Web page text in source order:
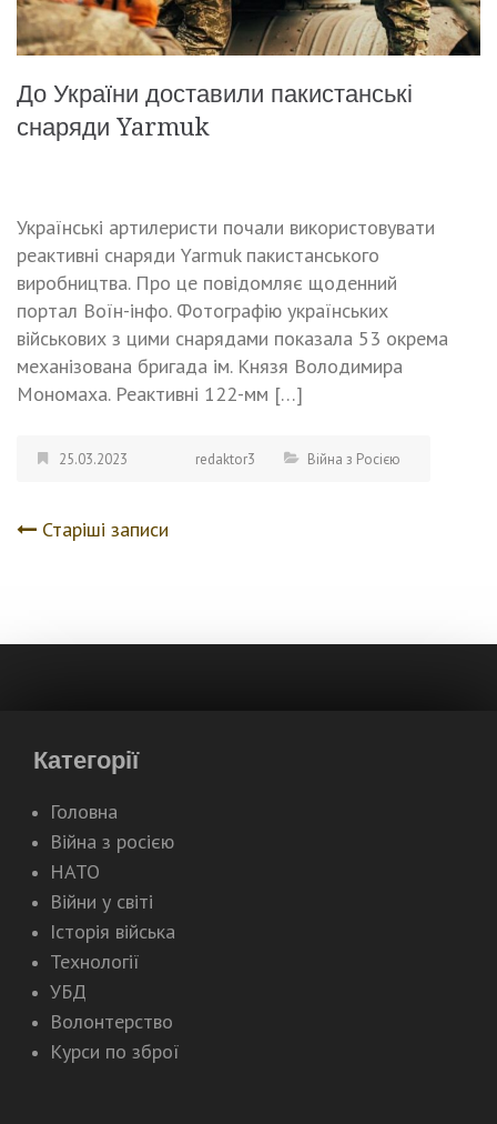
До України доставили пакистанські
снаряди Yarmuk
Українські артилеристи почали використовувати
реактивні снаряди Yarmuk пакистанського
виробництва. Про це повідомляє щоденний
портал Воїн-інфо. Фотографію українських
військових з цими снарядами показала 53 окрема
механізована бригада ім. Князя Володимира
Мономаха. Реактивні 122-мм […]
25.03.2023 redaktor3 Війна з Росією
Навігація
Старіші записи
Категорії
Головна
Війна з росією
НАТО
Війни у світі
Історія війська
Технології
УБД
Волонтерство
Курси по зброї